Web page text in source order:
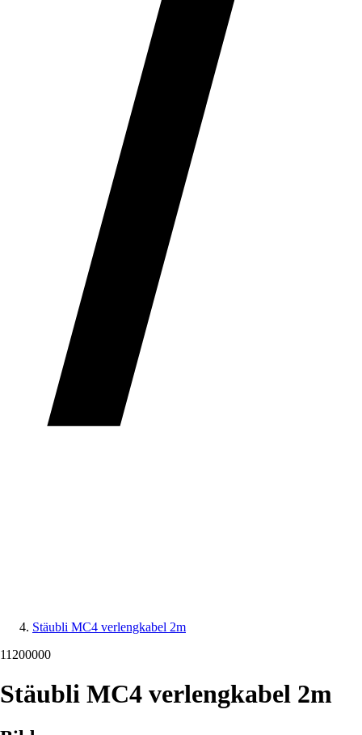
Stäubli MC4 verlengkabel 2m
11200000
Stäubli MC4 verlengkabel 2m